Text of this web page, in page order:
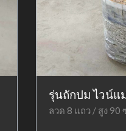
รุ่นถักปม ไวน์แ
ลวด 8 แถว / สูง 90